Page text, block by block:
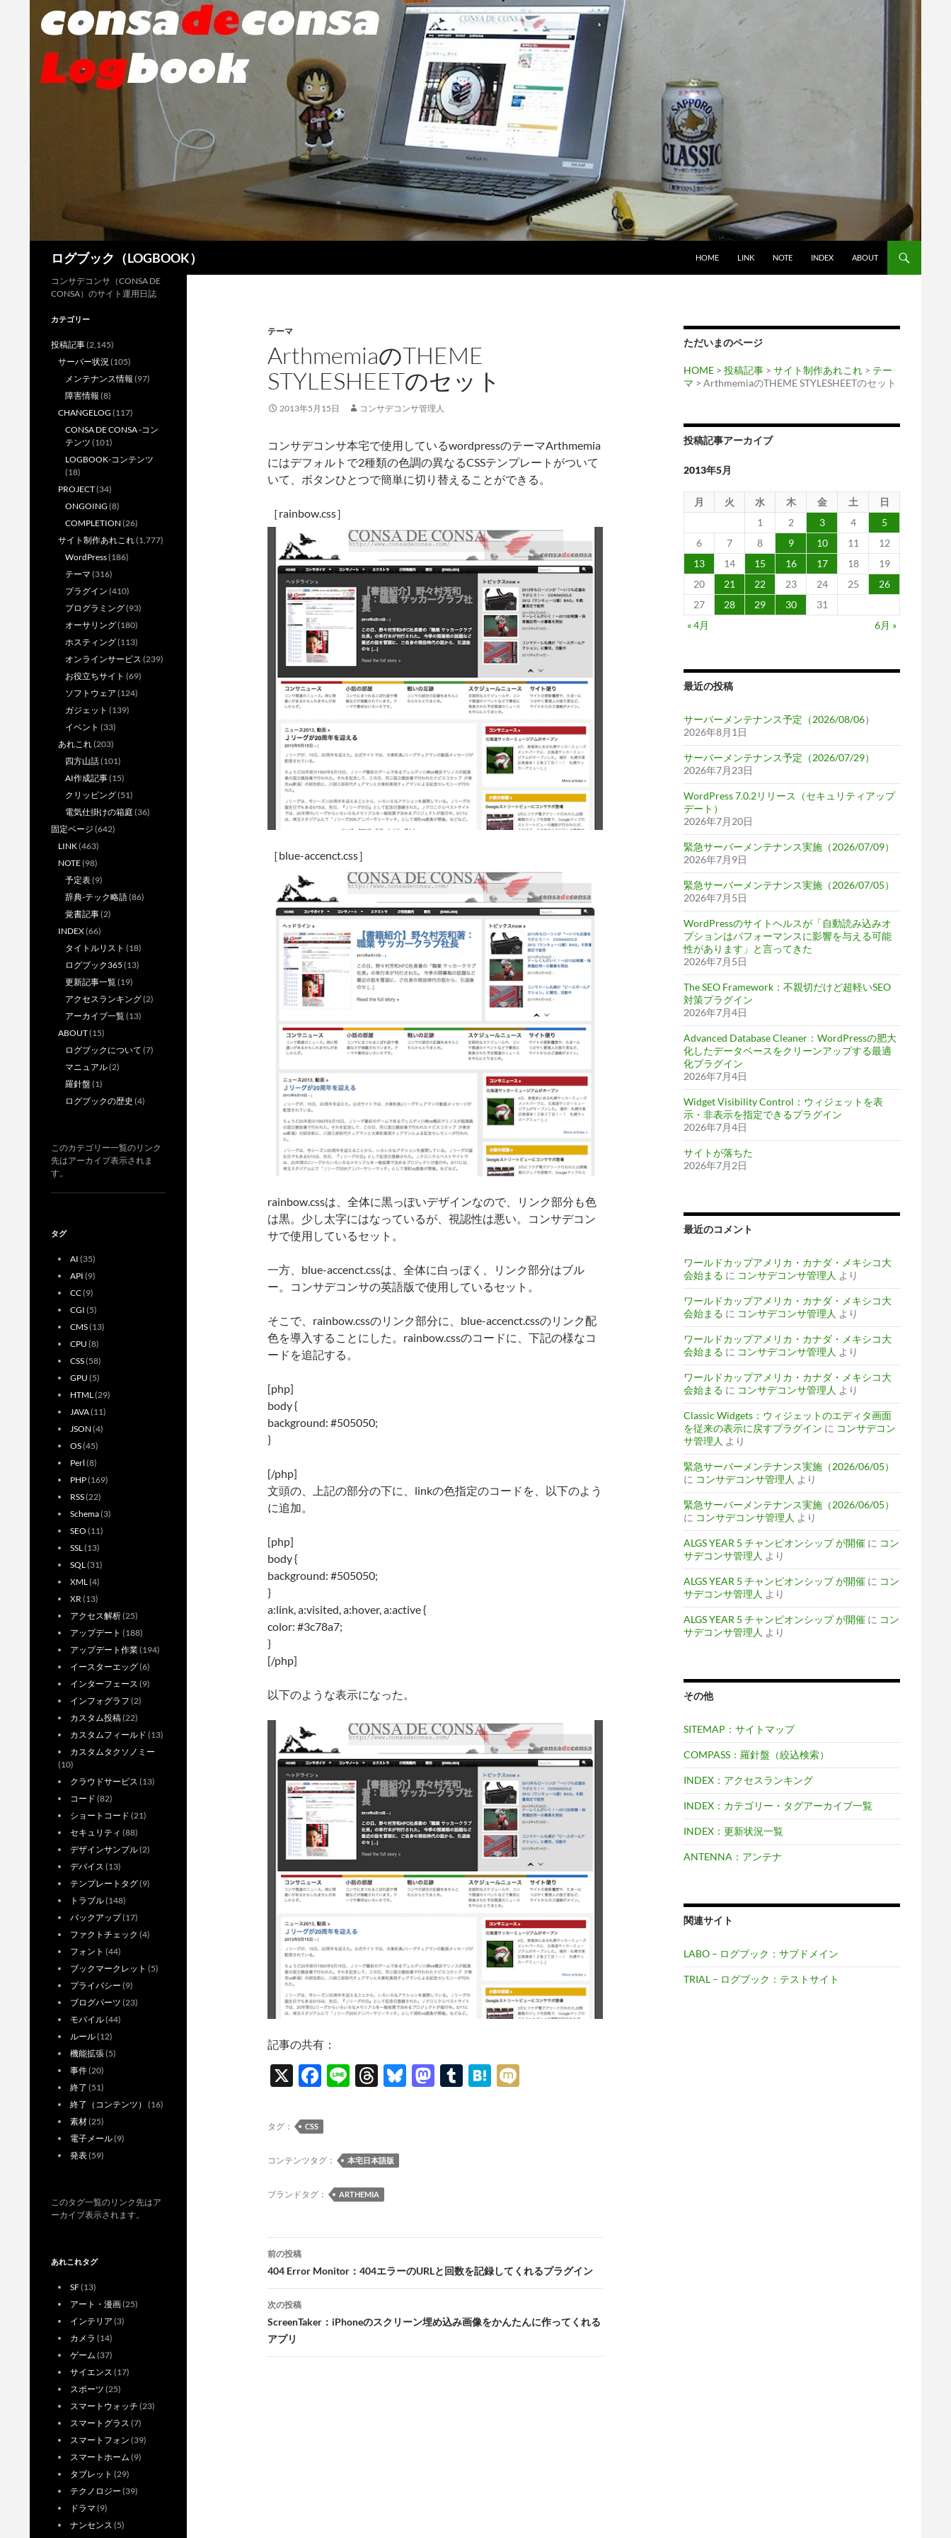
ログブック（LOGBOOK）
HOME
LINK NOTE INDEX ABOUT
テーマ
ArthmemiaのTHEME
STYLESHEETのセット
2013年5月15日 コンサデコンサ管理人
コンサデコンサ本宅で使用しているwordpressのテーマArthmemia
にはデフォルトで2種類の色調の異なるCSSテンプレートがついて
いて、ボタンひとつで簡単に切り替えることができる。
［rainbow.css］
［blue-accenct.css］
rainbow.cssは、全体に黒っぽいデザインなので、リンク部分も色
は黒。少し太字にはなっているが、視認性は悪い。コンサデコン
サで使用しているセット。
一方、blue-accenct.cssは、全体に白っぽく、リンク部分はブル
ー。コンサデコンサの英語版で使用しているセット。
そこで、rainbow.cssのリンク部分に、blue-accenct.cssのリンク配
色を導入することにした。rainbow.cssのコードに、下記の様なコ
ードを追記する。
[php]
body {
background: #505050;
}
[/php]
文頭の、上記の部分の下に、linkの色指定のコードを、以下のよう
に追加。
[php]
body {
background: #505050;
}
a:link, a:visited, a:hover, a:active {
color: #3c78a7;
}
[/php]
以下のような表示になった。
記事の共有：
X
F
e
b
o
o
Li
T
ds
Bl M T
H
タグ： CSS
コンテンツタグ： 本宅日本語版
ブランドタグ： ARTHEMIA
投
稿
ナ
ビ
ゲ
前の投稿
404 Error Monitor：404エラーのURLと回数を記録してくれるプラグイン
次の投稿
ScreenTaker：iPhoneのスクリーン埋め込み画像をかんたんに作ってくれる
アプリ
ただいまのページ
HOME > 投稿記事 > サイト制作あれこれ > テー
マ > ArthmemiaのTHEME STYLESHEETのセット
投稿記事アーカイブ
2013年5月
月 火 水 木 金 土
日
1
2 3 4
5
6
7 8 9 10 11
12
13
14 15 16 17 18
19
20
21 22 23 24 25
26
27
28 29 30
31
« 4月
6月 »
最近の投稿
サーバーメンテナンス予定（2026/08/06）
2026年8月1日
サーバーメンテナンス予定（2026/07/29）
2026年7月23日
WordPress 7.0.2リリース（セキュリティアップ
デート）
2026年7月20日
緊急サーバーメンテナンス実施（2026/07/09）
2026年7月9日
緊急サーバーメンテナンス実施（2026/07/05）
2026年7月5日
WordPressのサイトヘルスが「自動読み込みオ
プションはパフォーマンスに影響を与える可能
性があります」と言ってきた
2026年7月5日
The SEO Framework：不親切だけど超軽いSEO
対策プラグイン
2026年7月4日
Advanced Database Cleaner：WordPressの肥大
化したデータベースをクリーンアップする最適
化プラグイン
2026年7月4日
Widget Visibility Control：ウィジェットを表
示・非表示を指定できるプラグイン
2026年7月4日
サイトが落ちた
2026年7月2日
最近のコメント
ワールドカップアメリカ・カナダ・メキシコ大
会始まる に コンサデコンサ管理人 より
ワールドカップアメリカ・カナダ・メキシコ大
会始まる に コンサデコンサ管理人 より
ワールドカップアメリカ・カナダ・メキシコ大
会始まる に コンサデコンサ管理人 より
ワールドカップアメリカ・カナダ・メキシコ大
会始まる に コンサデコンサ管理人 より
Classic Widgets：ウィジェットのエディタ画面
を従来の表示に戻すプラグイン に コンサデコン
サ管理人 より
緊急サーバーメンテナンス実施（2026/06/05）
に コンサデコンサ管理人 より
緊急サーバーメンテナンス実施（2026/06/05）
に コンサデコンサ管理人 より
ALGS YEAR 5 チャンピオンシップ が開催 に コン
サデコンサ管理人 より
ALGS YEAR 5 チャンピオンシップ が開催 に コン
サデコンサ管理人 より
ALGS YEAR 5 チャンピオンシップ が開催 に コン
サデコンサ管理人 より
その他
SITEMAP：サイトマップ
COMPASS：羅針盤（絞込検索）
INDEX：アクセスランキング
INDEX：カテゴリー・タグアーカイブ一覧
INDEX：更新状況一覧
ANTENNA：アンテナ
関連サイト
LABO – ログブック：サブドメイン
TRIAL – ログブック：テストサイト
コンサデコンサ（CONSA DE
CONSA）のサイト運用日誌
カテゴリー
投稿記事(2,145)
サーバー状況(105)
メンテナンス情報 (97)
障害情報 (8)
CHANGELOG (117)
CONSA DE CONSA -コン
テンツ (101)
LOGBOOK-コンテンツ
(18)
PROJECT(34)
ONGOING (8)
COMPLETION (26)
サイト制作あれこれ(1,777)
WordPress(186)
テーマ (316)
プラグイン (410)
プログラミング(93)
オーサリング(180)
ホスティング(113)
オンラインサービス (239)
お役立ちサイト (69)
ソフトウェア (124)
ガジェット (139)
イベント (33)
あれこれ(203)
四方山話(101)
AI作成記事(15)
クリッピング(51)
電気仕掛けの箱庭 (36)
固定ページ (642)
LINK(463)
NOTE(98)
予定表(9)
辞典-テック略語(86)
覚書記事(2)
INDEX(66)
タイトルリスト (18)
ログブック365 (13)
更新記事一覧(19)
アクセスランキング(2)
アーカイブ一覧(13)
ABOUT(15)
ログブックについて (7)
マニュアル(2)
羅針盤(1)
ログブックの歴史 (4)
このカテゴリー一覧のリンク
先はアーカイブ表示されま
す。
タグ
AI (35)
API (9)
CC(9)
CGI (5)
CMS(13)
CPU (8)
CSS(58)
GPU (5)
HTML(29)
JAVA(11)
JSON (4)
OS(45)
Perl (8)
PHP(169)
RSS(22)
Schema(3)
SEO (11)
SSL(13)
SQL(31)
XML(4)
XR(13)
アクセス解析(25)
アップデート (188)
アップデート作業(194)
イースターエッグ(6)
インターフェース (9)
インフォグラフ (2)
カスタム投稿(22)
カスタムフィールド (13)
カスタムタクソノミー
(10)
クラウドサービス (13)
コード (82)
ショートコード (21)
セキュリティ (88)
デザインサンプル(2)
デバイス (13)
テンプレートタグ(9)
トラブル(148)
バックアップ(17)
ファクトチェック (4)
フォント (44)
ブックマークレット (5)
プライバシー (9)
ブログパーツ (23)
モバイル(44)
ルール(12)
機能拡張(5)
事件(20)
終了 (51)
終了（コンテンツ） (16)
素材(25)
電子メール(9)
発表(59)
このタグ一覧のリンク先はア
ーカイブ表示されます。
あれこれタグ
SF(13)
アート・漫画(25)
インテリア (3)
カメラ (14)
ゲーム (37)
サイエンス (17)
スポーツ (25)
スマートウォッチ (23)
スマートグラス (7)
スマートフォン (39)
スマートホーム (9)
タブレット (29)
テクノロジー (39)
ドラマ (9)
ナンセンス (5)